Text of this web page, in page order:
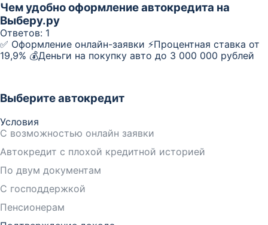
Чем удобно оформление автокредита на
Выберу.ру
Ответов: 1
✅ Оформление онлайн-заявки ⚡️Процентная ставка от
19,9% 💰Деньги на покупку авто до 3 000 000 рублей
Выберите автокредит
Условия
С возможностью онлайн заявки
Автокредит с плохой кредитной историей
По двум документам
С господдержкой
Пенсионерам